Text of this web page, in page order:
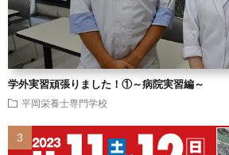
学外実習頑張りました！①～病院実習編～
平岡栄養士専門学校